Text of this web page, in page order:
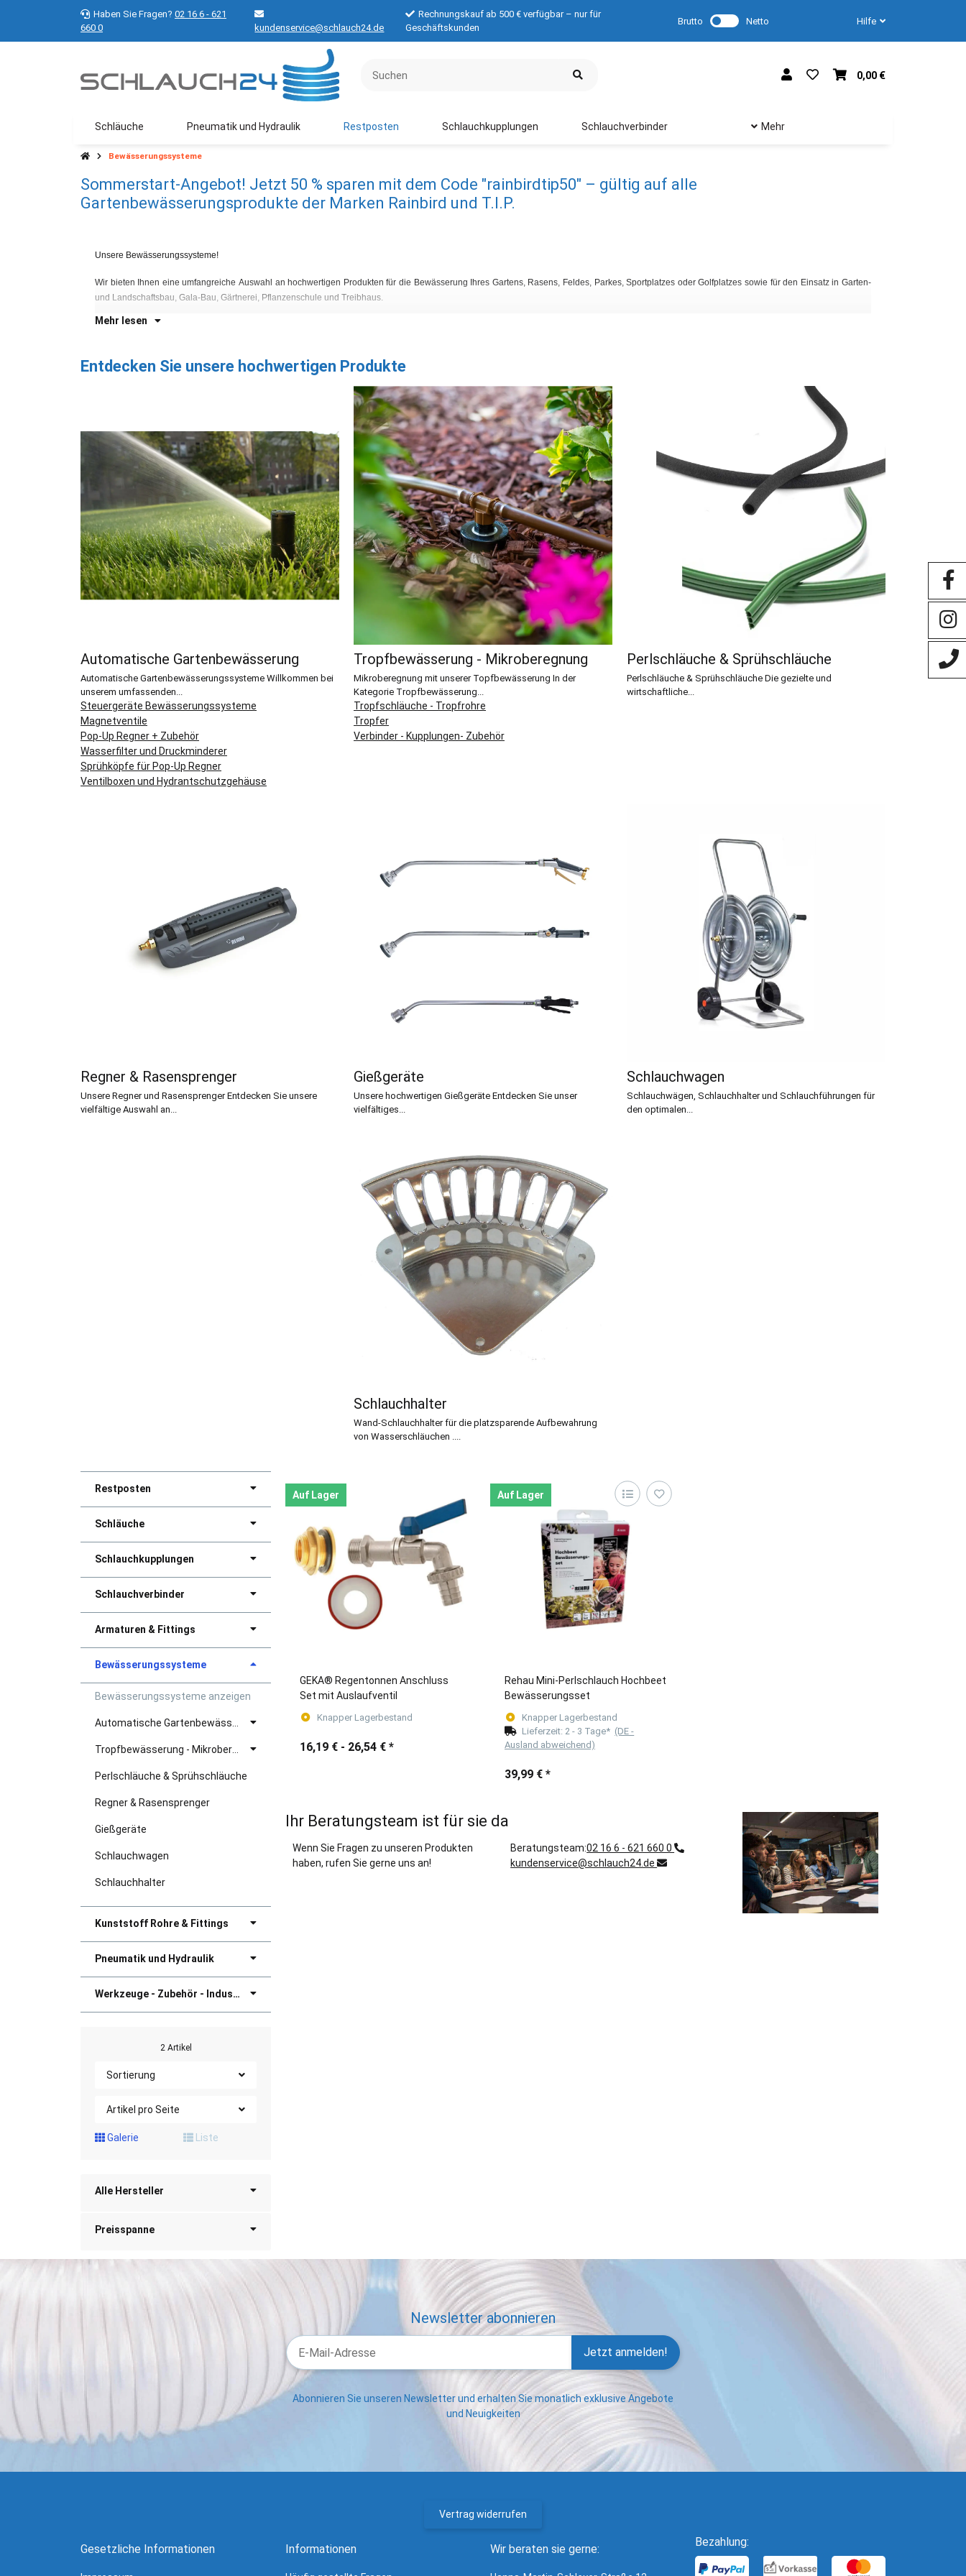
Haben Sie Fragen? 02 16 6 - 621
660 0
kundenservice@schlauch24.de
Rechnungskauf ab 500 € verfügbar – nur für
Geschäftskunden
Brutto Netto Hilfe
0,00 €
Schläuche Pneumatik und Hydraulik Restposten Schlauchkupplungen Schlauchverbinder Mehr
Bewässerungssysteme
Sommerstart-Angebot! Jetzt 50 % sparen mit dem Code "rainbirdtip50" – gültig auf alle
Gartenbewässerungsprodukte der Marken Rainbird und T.I.P.
Unsere Bewässerungssysteme!
Wir bieten Ihnen eine umfangreiche Auswahl an hochwertigen Produkten für die Bewässerung Ihres Gartens, Rasens, Feldes, Parkes, Sportplatzes oder Golfplatzes sowie für den Einsatz in Garten-
und Landschaftsbau, Gala-Bau, Gärtnerei, Pflanzenschule und Treibhaus.
Mehr lesen
Entdecken Sie unsere hochwertigen Produkte
Automatische Gartenbewässerung
Automatische Gartenbewässerungssysteme Willkommen bei
unserem umfassenden...
Steuergeräte Bewässerungssysteme
Magnetventile
Pop-Up Regner + Zubehör
Wasserfilter und Druckminderer
Sprühköpfe für Pop-Up Regner
Ventilboxen und Hydrantschutzgehäuse
Tropfbewässerung - Mikroberegnung
Mikroberegnung mit unserer Topfbewässerung In der
Kategorie Tropfbewässerung...
Tropfschläuche - Tropfrohre
Tropfer
Verbinder - Kupplungen- Zubehör
Perlschläuche & Sprühschläuche
Perlschläuche & Sprühschläuche Die gezielte und
wirtschaftliche...
Regner & Rasensprenger
Unsere Regner und Rasensprenger Entdecken Sie unsere
vielfältige Auswahl an...
Gießgeräte
Unsere hochwertigen Gießgeräte Entdecken Sie unser
vielfältiges...
Schlauchwagen
Schlauchwägen, Schlauchhalter und Schlauchführungen für
den optimalen...
Schlauchhalter
Wand-Schlauchhalter für die platzsparende Aufbewahrung
von Wasserschläuchen ....
Restposten
Schläuche
Schlauchkupplungen
Schlauchverbinder
Armaturen & Fittings
Bewässerungssysteme
Bewässerungssysteme anzeigen
Perlschläuche & Sprühschläuche
Regner & Rasensprenger
Gießgeräte
Schlauchwagen
Schlauchhalter
Kunststoff Rohre & Fittings
Pneumatik und Hydraulik
Werkzeuge - Zubehör - Industriebedarf
2 Artikel
Sortierung
Artikel pro Seite
Galerie Liste
Alle Hersteller
Preisspanne
Auf Lager
GEKA® Regentonnen Anschluss
Set mit Auslaufventil
Knapper Lagerbestand
16,19 € - 26,54 € *
Auf Lager
Rehau Mini-Perlschlauch Hochbeet
Bewässerungsset
Knapper Lagerbestand
Lieferzeit: 2 - 3 Tage* (DE -
Ausland abweichend)
39,99 € *
Ihr Beratungsteam ist für sie da
Wenn Sie Fragen zu unseren Produkten
haben, rufen Sie gerne uns an!
Beratungsteam:02 16 6 - 621 660 0
kundenservice@schlauch24.de
Newsletter abonnieren
Jetzt anmelden!
Abonnieren Sie unseren Newsletter und erhalten Sie monatlich exklusive Angebote
und Neuigkeiten
Vertrag widerrufen
Gesetzliche Informationen Informationen Wir beraten sie gerne:
Bezahlung: